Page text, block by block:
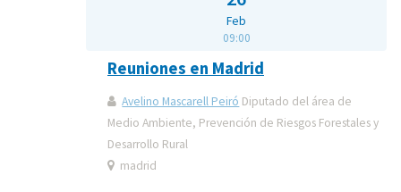
Feb
09:00
Reuniones en Madrid
Avelino Mascarell Peiró Diputado del área de
Medio Ambiente, Prevención de Riesgos Forestales y
Desarrollo Rural
madrid